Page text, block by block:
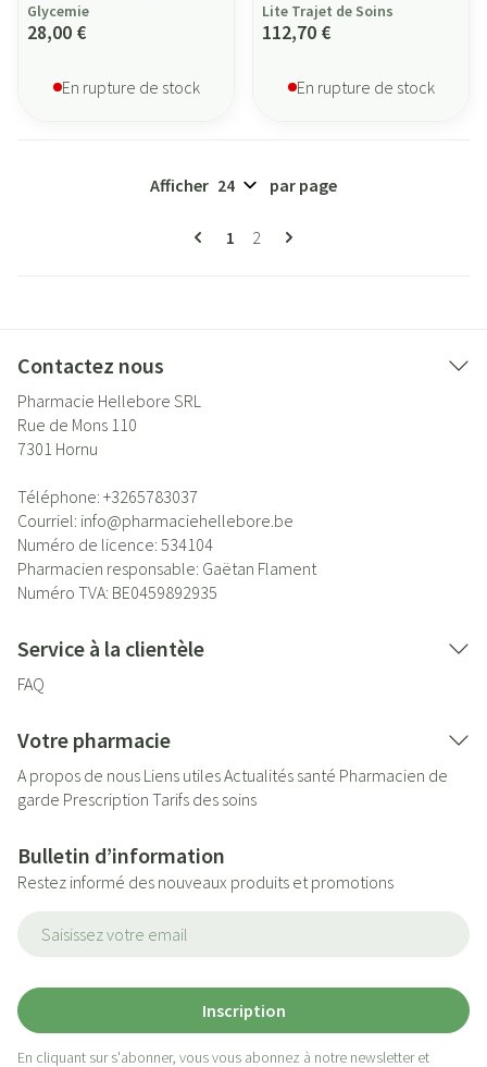
Glycemie
28,00 €
En rupture de stock
Lite Trajet de Soins
112,70 €
En rupture de stock
Pages
Vous lisez actuellement la page
1 Page
2
Afficher par page
Contactez nous
Pharmacie Hellebore SRL
Rue de Mons 110
7301 Hornu
Téléphone: +3265783037
Courriel: info@pharmaciehellebore.be
Numéro de licence: 534104
Pharmacien responsable: Gaëtan Flament
Numéro TVA: BE0459892935
Service à la clientèle
FAQ
Votre pharmacie
A propos de nous Liens utilesActualités santé Pharmacien de
garde Prescription Tarifs des soins
Bulletin d’information
Restez informé des nouveaux produits et promotions
Inscription
En cliquant sur s'abonner, vous vous abonnez à notre newsletter et